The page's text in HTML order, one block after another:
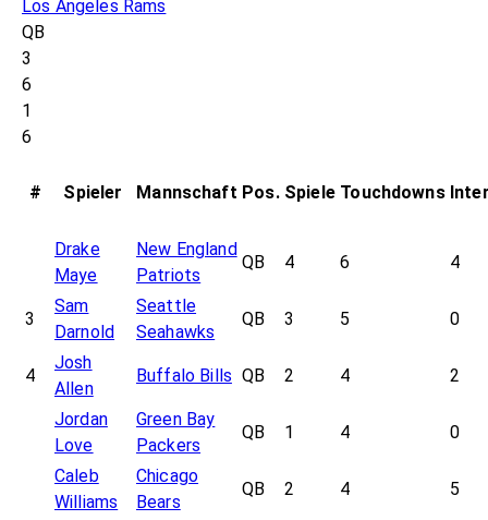
Los Angeles Rams
QB
3
6
1
6
# Spieler Mannschaft Pos. Spiele Touchdowns
Drake
Maye
New England
Patriots
QB 4 6 4
3
Sam
Darnold
Seattle
Seahawks
QB 3 5 0
4
Josh
Allen
Buffalo Bills QB 2 4 2
Jordan
Love
Green Bay
Packers
QB 1 4 0
Caleb
Williams
Chicago
Bears
QB 2 4 5